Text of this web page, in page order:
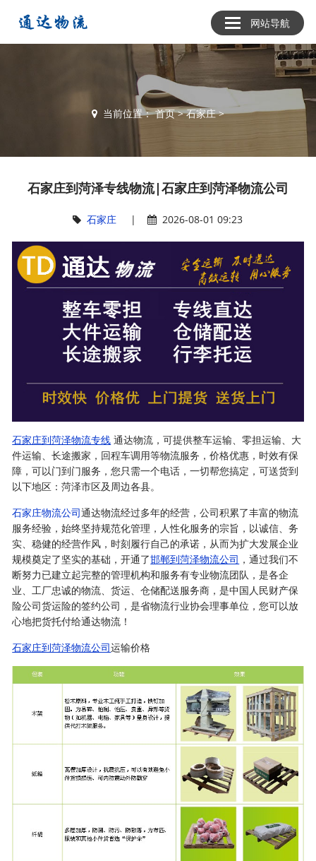
网站导航
当前位置：首页>石家庄>
石家庄到菏泽专线物流|石家庄到菏泽物流公司
石家庄 | 2026-08-01 09:23
石家庄到菏泽物流专线 通达物流，可提供整车运输、零担运输、大
件运输、长途搬家，回程车调用等物流服务，价格优惠，时效有保
障，可以门到门服务，您只需一个电话，一切帮您搞定，可送货到
以下地区：菏泽市区及周边各县。
石家庄物流公司通达物流经过多年的经营，公司积累了丰富的物流
服务经验，始终坚持规范化管理，人性化服务的宗旨，以诚信、务
实、稳健的经营作风，时刻履行自己的承诺，从而为扩大发展企业
规模奠定了坚实的基础，开通了邯郸到菏泽物流公司 ，通过我们不
断努力已建立起完整的管理机构和服务有专业物流团队，是各企
业、工厂忠诚的物流、货运、仓储配送服务商，是中国人民财产保
险公司货运险的签约公司，是省物流行业协会理事单位，您可以放
心地把货托付给通达物流！
石家庄到菏泽物流公司运输价格